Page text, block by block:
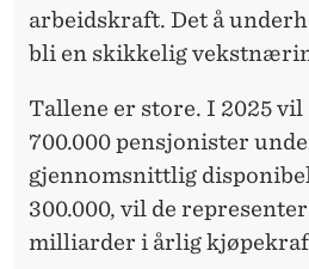
arbeidskraft. Det å
bli en skikkelig
Tallene er store. I 2025
700.000 pensjonister
gjennomsnittlig
300.000, vil de
milliarder i årlig